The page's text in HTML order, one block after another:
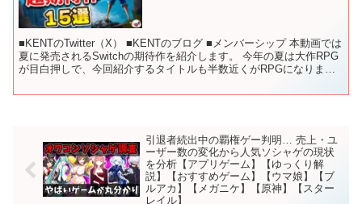
■KENTのTwitter（X） ■KENTのブログ ■メンバーシップ 本動画では
夏に発売されるSwitchの期待作を紹介します。 今年の夏は大作RPG
が目白押しで、今回紹介するタイトルも半数近くがRPGになりまし
引退者続出中の覇権ゲー判明… 売上・ユ
ーザー数の変化から人気ソシャゲの現状
を分析【アプリゲーム】【ゆっくり解
説】【おすすめゲーム】【ウマ娘】【ブ
ルアカ】【メガニケ】【原神】【スター
レイル】